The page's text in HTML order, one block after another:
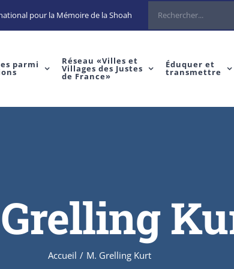
pour la Mémoire de la Shoah Rechercher
parmi Réseau «Villes et
Villages des Justes
de France»
Éduquer et
transmettre
Accueil / M. Grelling Kurt